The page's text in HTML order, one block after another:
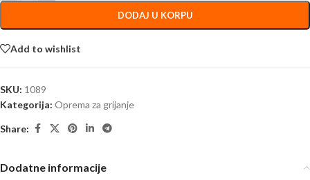
DODAJ U KORPU
Add to wishlist
SKU: 1089
Kategorija: Oprema za grijanje
Share:
Dodatne informacije